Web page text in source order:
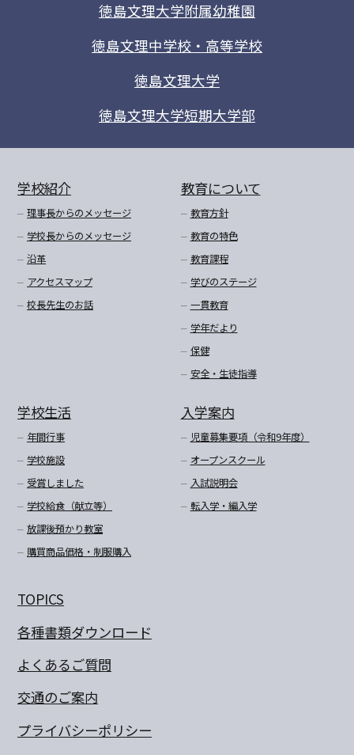
徳島文理大学附属幼稚園
徳島文理中学校・高等学校
徳島文理大学
徳島文理大学短期大学部
学校紹介
理事長からのメッセージ
学校長からのメッセージ
沿革
アクセスマップ
校長先生のお話
教育について
教育方針
教育の特色
教育課程
学びのステージ
一貫教育
学年だより
保健
安全・生徒指導
学校生活
年間行事
学校施設
受賞しました
学校給食（献立等）
放課後預かり教室
購買商品価格・制服購入
入学案内
児童募集要項（令和9年度）
オープンスクール
入試説明会
転入学・編入学
TOPICS
各種書類ダウンロード
よくあるご質問
交通のご案内
プライバシーポリシー